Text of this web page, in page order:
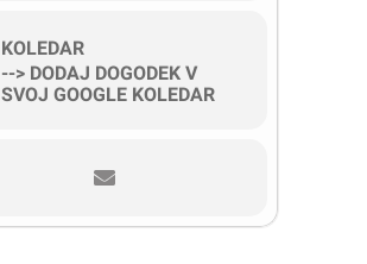
KOLEDAR
--> DODAJ DOGODEK V
SVOJ GOOGLE KOLEDAR